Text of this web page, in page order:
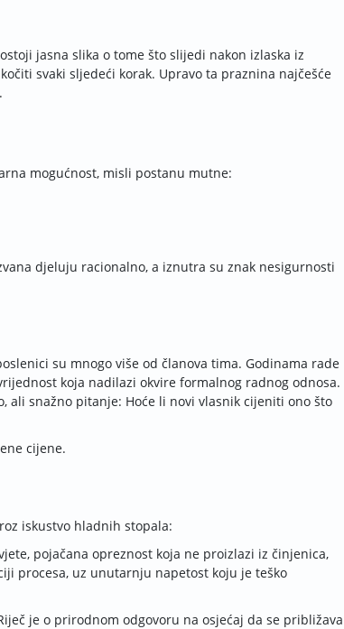
jasna slika o tome što slijedi nakon izlaska iz
svaki sljedeći korak. Upravo ta praznina najčešće
mogućnost, misli postanu mutne:
djeluju racionalno, a iznutra su znak nesigurnosti
su mnogo više od članova tima. Godinama rade
koja nadilazi okvire formalnog radnog odnosa.
ali snažno pitanje: Hoće li novi vlasnik cijeniti ono što
cijene.
iskustvo hladnih stopala:
pojačana opreznost koja ne proizlazi iz činjenica,
procesa, uz unutarnju napetost koju je teško
je o prirodnom odgovoru na osjećaj da se približava